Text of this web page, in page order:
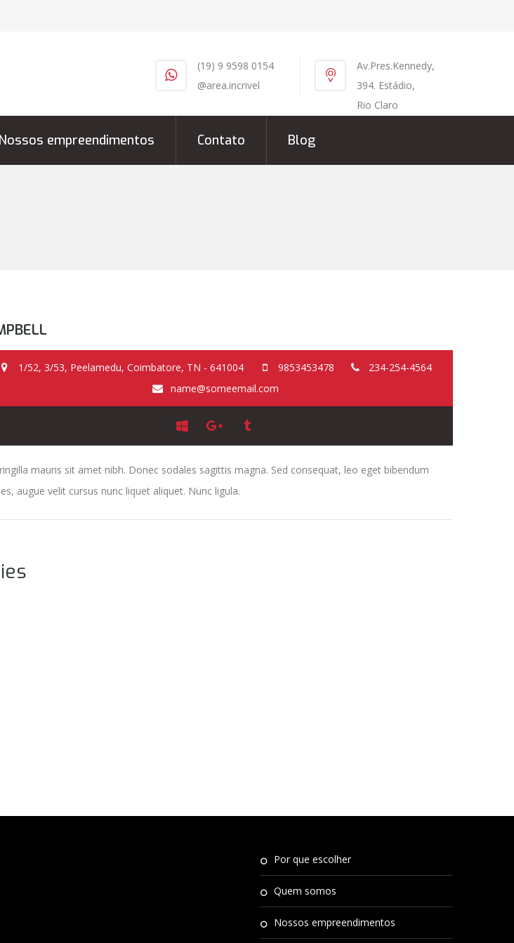
(19) 9 9598 0154
@area.incrivel
Av.Pres.Kennedy,
394. Estádio,
Rio Claro
Nossos empreendimentos Contato Blog
1/52, 3/53, Peelamedu, Coimbatore, TN - 641004 9853453478
234-254-4564
name@someemail.com
mauris sit amet nibh. Donec sodales sagittis magna. Sed consequat, leo eget bibendum
augue velit cursus nunc liquet aliquet. Nunc ligula.
por que escolher
quem somos
nossos empreendimentos